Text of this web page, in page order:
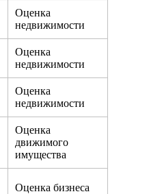
Оценка
недвижимости
Оценка
недвижимости
Оценка
недвижимости
Оценка
движимого
имущества
Оценка бизнеса